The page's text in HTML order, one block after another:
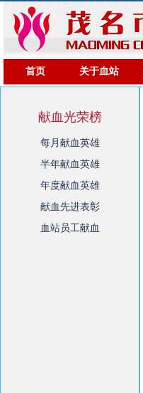
首页 关于血站
献血光荣榜
每月献血英雄
半年献血英雄
年度献血英雄
献血先进表彰
血站员工献血